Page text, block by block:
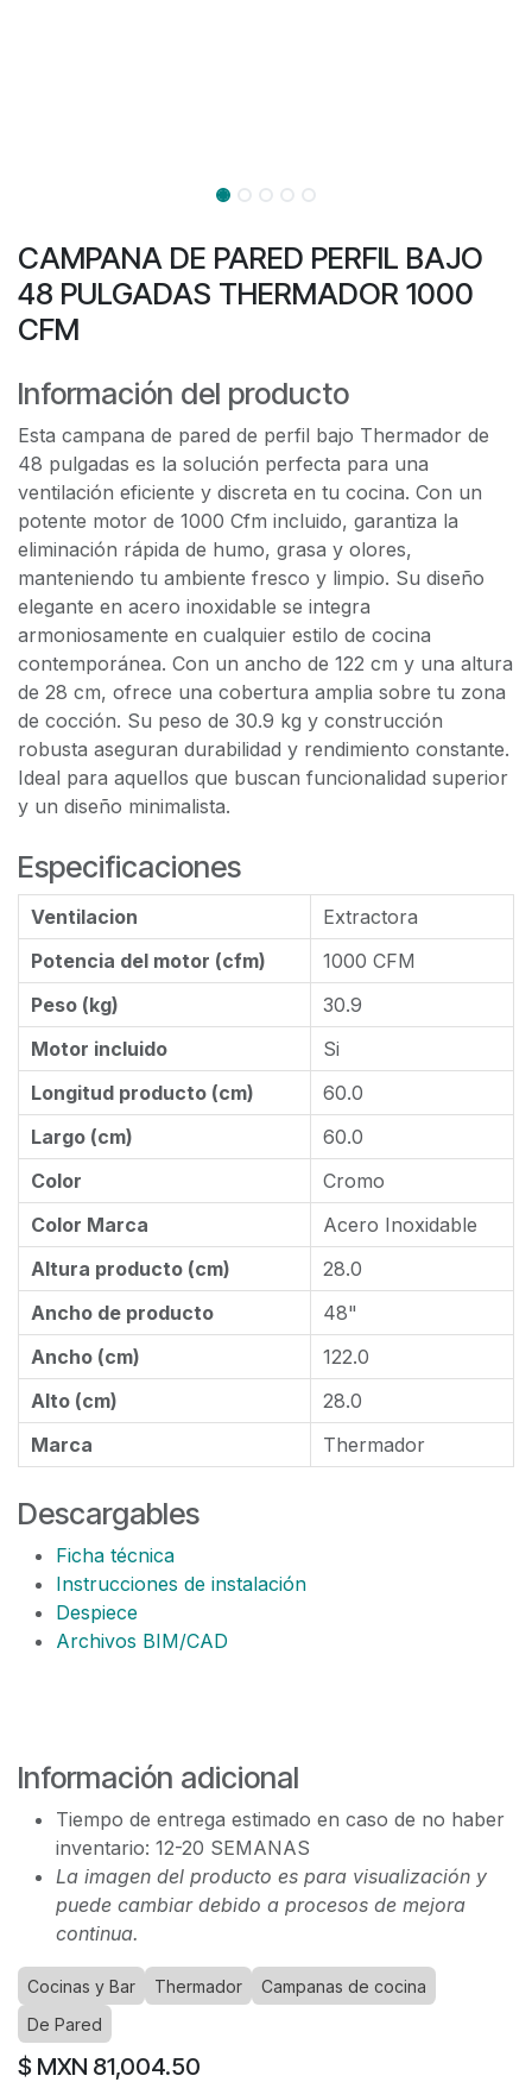
CAMPANA DE PARED PERFIL BAJO
48 PULGADAS THERMADOR 1000
CFM
Información del producto
Esta campana de pared de perfil bajo Thermador de
48 pulgadas es la solución perfecta para una
ventilación eficiente y discreta en tu cocina. Con un
potente motor de 1000 Cfm incluido, garantiza la
eliminación rápida de humo, grasa y olores,
manteniendo tu ambiente fresco y limpio. Su diseño
elegante en acero inoxidable se integra
armoniosamente en cualquier estilo de cocina
contemporánea. Con un ancho de 122 cm y una altura
de 28 cm, ofrece una cobertura amplia sobre tu zona
de cocción. Su peso de 30.9 kg y construcción
robusta aseguran durabilidad y rendimiento constante.
Ideal para aquellos que buscan funcionalidad superior
y un diseño minimalista.
Especificaciones
Ventilacion
Extractora
Potencia del motor (cfm)
1000 CFM
Peso (kg)
30.9
Motor incluido
Si
Longitud producto (cm)
60.0
Largo (cm)
60.0
Color
Cromo
Color Marca
Acero Inoxidable
Altura producto (cm)
28.0
Ancho de producto
48"
Ancho (cm)
122.0
Alto (cm)
28.0
Marca
Thermador
Descargables
Ficha técnica
Instrucciones de instalación
Despiece
Archivos BIM/CAD
Información adicional
Tiempo de entrega estimado en caso de no haber
inventario: 12-20 SEMANAS
La imagen del producto es para visualización y
puede cambiar debido a procesos de mejora
continua.
Cocinas y Bar Thermador
Campanas de cocina
De Pared
$ MXN 81,004.50